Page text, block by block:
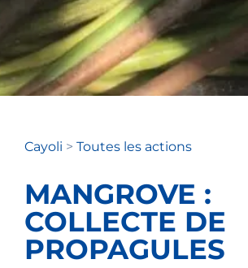
Cayoli > Toutes les actions
MANGROVE :
COLLECTE DE
PROPAGULES